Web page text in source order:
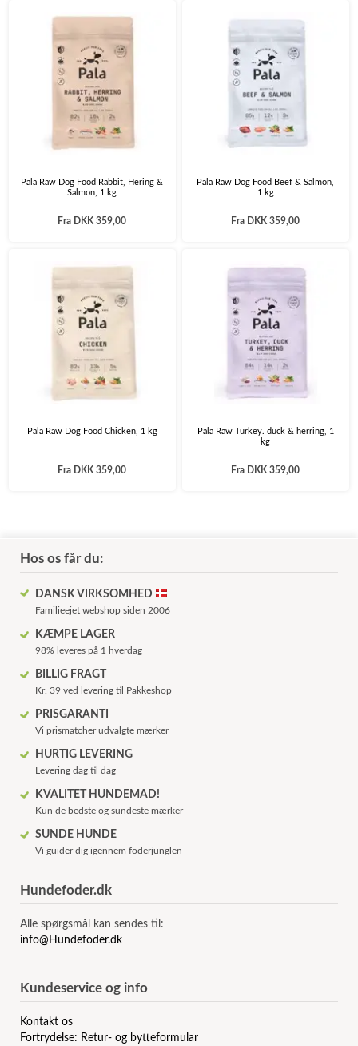
Pala Raw Dog Food Rabbit, Hering &
Salmon, 1 kg
Fra DKK 359,00
Pala Raw Dog Food Beef & Salmon,
1 kg
Fra DKK 359,00
Pala Raw Dog Food Chicken, 1 kg
Fra DKK 359,00
Pala Raw Turkey. duck & herring, 1
kg
Fra DKK 359,00
Hos os får du:
DANSK VIRKSOMHED
Familieejet webshop siden 2006
KÆMPE LAGER
98% leveres på 1 hverdag
BILLIG FRAGT
Kr. 39 ved levering til Pakkeshop
PRISGARANTI
Vi prismatcher udvalgte mærker
HURTIG LEVERING
Levering dag til dag
KVALITET HUNDEMAD!
Kun de bedste og sundeste mærker
SUNDE HUNDE
Vi guider dig igennem foderjunglen
Hundefoder.dk
Alle spørgsmål kan sendes til:
info@Hundefoder.dk
Kundeservice og info
Kontakt os
Fortrydelse: Retur- og bytteformular